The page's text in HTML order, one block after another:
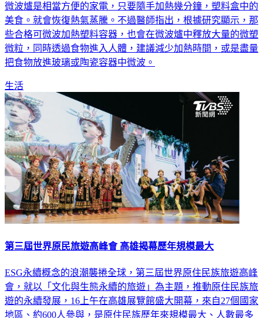
微波爐是相當方便的家電，只要隨手加熱幾分鐘，塑料盒中的
美食。就會恢復熱氣蒸騰。不過醫師指出，根據研究顯示，那
些合格可微波加熱塑料容器，也會在微波爐中釋放大量的微塑
微粒，同時透過食物進入人體，建議減少加熱時間，或是盡量
把食物放進玻璃或陶瓷容器中微波。
生活
第三屆世界原民旅遊高峰會 高雄揭幕歷年規模最大
ESG永續概念的浪潮襲捲全球，第三屆世界原住民族旅遊高峰
會，就以「文化與生態永續的旅遊」為主題，推動原住民族旅
遊的永續發展，16上午在高雄展覽館盛大開幕，來自27個國家
地區、約600人參與，是原住民族歷年來規模最大、人數最多